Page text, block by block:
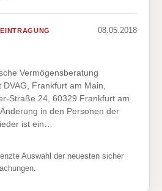
08.05.2018
Vermögensberatung
Frankfurt am Main,
Straße 24, 60329 Frankfurt am
in den Personen der
ist ein…
Auswahl der neuesten sicher